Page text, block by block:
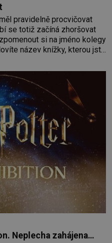
pravidelně procvičovat
se totiž začíná zhoršovat
si na jméno kolegy
název knížky, kterou jste
Neplecha zahájena…